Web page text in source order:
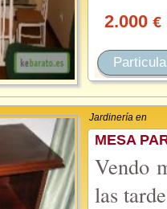
2.000 €
Jardinería en
MESA
Vendo
las